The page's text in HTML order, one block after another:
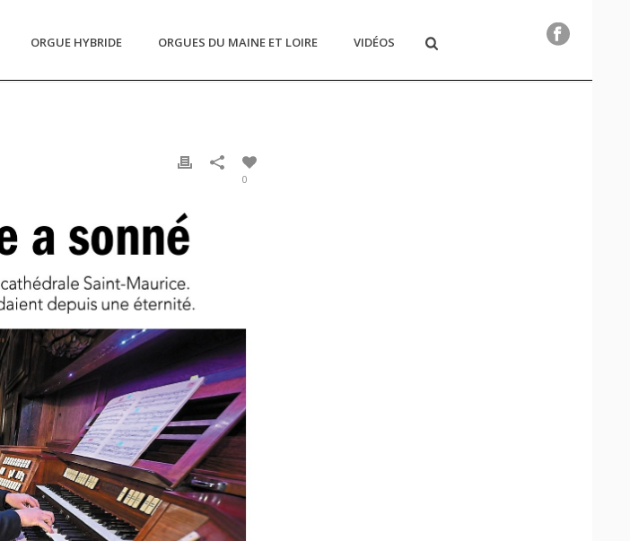
ORGUE HYBRIDE ORGUES DU MAINE ET LOIRE VIDÉOS
0